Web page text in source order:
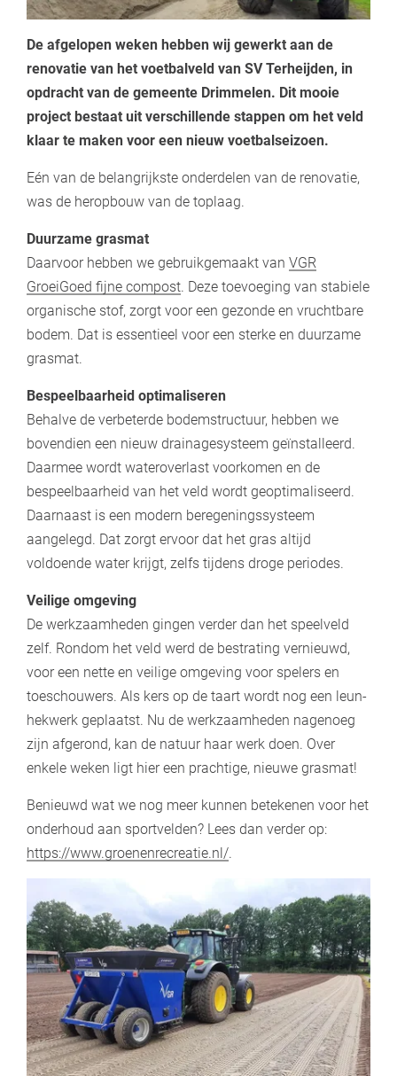
De afgelopen weken hebben wij gewerkt aan de
renovatie van het voetbalveld van SV Terheijden, in
opdracht van de gemeente Drimmelen. Dit mooie
project bestaat uit verschillende stappen om het veld
klaar te maken voor een nieuw voetbalseizoen.
Eén van de belangrijkste onderdelen van de renovatie,
was de heropbouw van de toplaag.
Duurzame grasmat
Daarvoor hebben we gebruikgemaakt van VGR
GroeiGoed fijne compost. Deze toevoeging van stabiele
organische stof, zorgt voor een gezonde en vruchtbare
bodem. Dat is essentieel voor een sterke en duurzame
grasmat.
Bespeelbaarheid optimaliseren
Behalve de verbeterde bodemstructuur, hebben we
bovendien een nieuw drainagesysteem geïnstalleerd.
Daarmee wordt wateroverlast voorkomen en de
bespeelbaarheid van het veld wordt geoptimaliseerd.
Daarnaast is een modern beregeningssysteem
aangelegd. Dat zorgt ervoor dat het gras altijd
voldoende water krijgt, zelfs tijdens droge periodes.
Veilige omgeving
De werkzaamheden gingen verder dan het speelveld
zelf. Rondom het veld werd de bestrating vernieuwd,
voor een nette en veilige omgeving voor spelers en
toeschouwers. Als kers op de taart wordt nog een leun-
hekwerk geplaatst. Nu de werkzaamheden nagenoeg
zijn afgerond, kan de natuur haar werk doen. Over
enkele weken ligt hier een prachtige, nieuwe grasmat!
Benieuwd wat we nog meer kunnen betekenen voor het
onderhoud aan sportvelden? Lees dan verder op:
https://www.groenenrecreatie.nl/.